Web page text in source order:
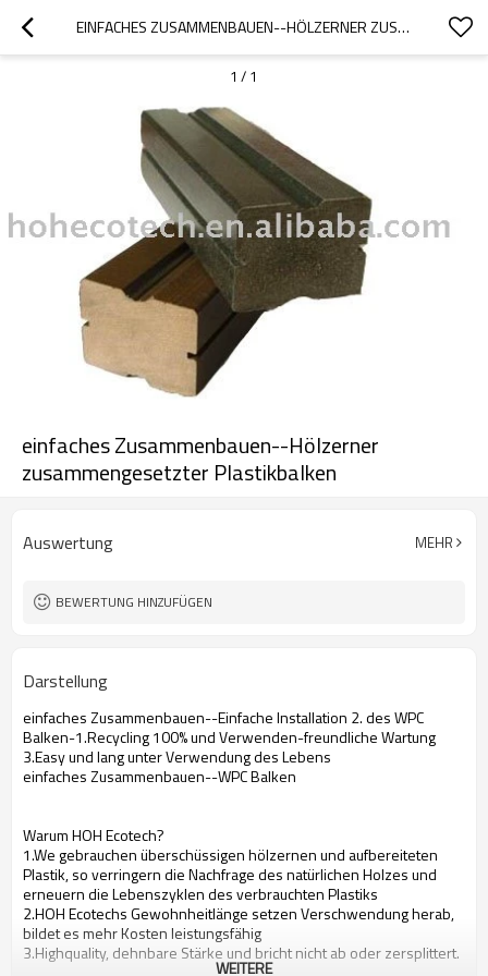
EINFACHES ZUSAMMENBAUEN--HÖLZERNER ZUSAMMENGESETZTER PLASTIKBALKEN
1 / 1
einfaches Zusammenbauen--Hölzerner
zusammengesetzter Plastikbalken
Auswertung MEHR
BEWERTUNG HINZUFÜGEN
Darstellung
einfaches Zusammenbauen--Einfache Installation 2. des WPC
Balken-1.Recycling 100% und Verwenden-freundliche Wartung
3.Easy und lang unter Verwendung des Lebens
einfaches Zusammenbauen--WPC Balken
Warum HOH Ecotech?
1.We gebrauchen überschüssigen hölzernen und aufbereiteten
Plastik, so verringern die Nachfrage des natürlichen Holzes und
erneuern die Lebenszyklen des verbrauchten Plastiks
2.HOH Ecotechs Gewohnheitlänge setzen Verschwendung herab,
bildet es mehr Kosten leistungsfähig
3.Highquality, dehnbare Stärke und bricht nicht ab oder zersplittert.
WEITERE